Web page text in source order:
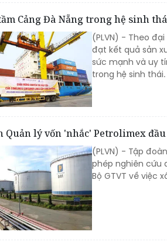
Cảng Đà Nẵng trong hệ sinh
(PLVN) - Theo
đạt kết quả sản
sức mạnh và uy
trong hệ sinh thái.
Quản lý vốn 'nhắc' Petrolimex
(PLVN) - Tập
phép nghiên cứu
Bộ GTVT về việc